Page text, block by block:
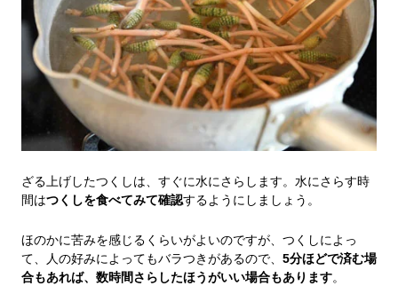
ざる上げしたつくしは、すぐに水にさらします。水にさらす時
間はつくしを食べてみて確認するようにしましょう。
ほのかに苦みを感じるくらいがよいのですが、つくしによっ
て、人の好みによってもバラつきがあるので、 5分ほどで済む場
合もあれば、数時間さらしたほうがいい場合もあります。